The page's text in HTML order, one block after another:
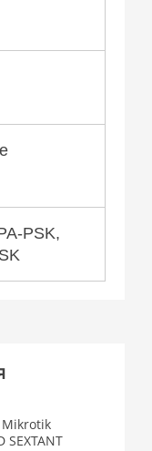
PSK,
Mikrotik
SEXTANT